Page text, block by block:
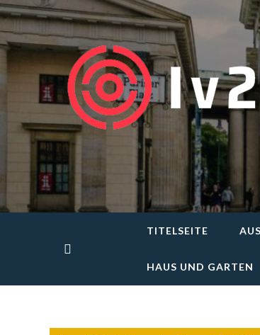
Skip
to
content
TITELSEITE
HAUS UND GARTEN